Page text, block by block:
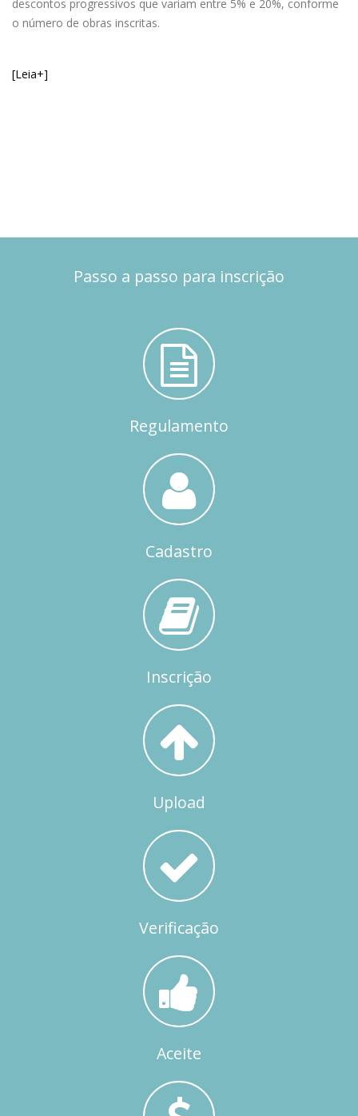
descontos progressivos que variam entre 5% e 20%, conforme
o número de obras inscritas.
[Leia+]
Passo a passo para inscrição
Regulamento
Cadastro
Inscrição
Upload
Verificação
Aceite